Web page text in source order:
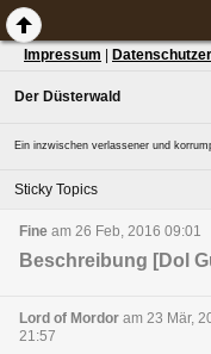
Impressum
Der Düsterwald
Ein inzwischen verlassener und
Sticky Topics
Fine am 26 Feb, 2016 09:01
Beschreibung [Dol
Lord of Mordor am 23 Mär,
21:57